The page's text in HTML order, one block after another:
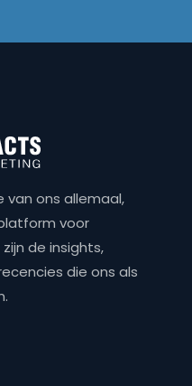
ons allemaal,
voor
de insights,
die ons als